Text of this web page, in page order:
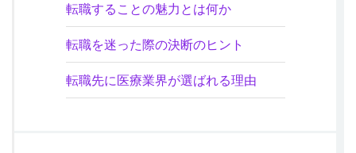
転職することの魅力とは何か
転職を迷った際の決断のヒント
転職先に医療業界が選ばれる理由